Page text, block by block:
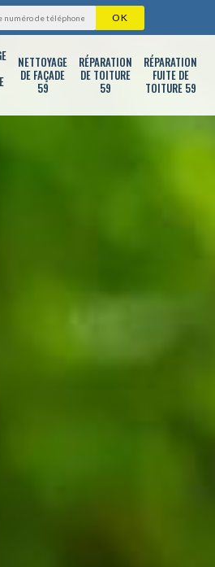
NETTOYAGE
DE FAÇADE
59
RÉPARATION
DE TOITURE
59
RÉPARATION
FUITE DE
TOITURE 59